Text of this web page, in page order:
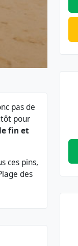
pas de
pour
fin et
ces pins,
des